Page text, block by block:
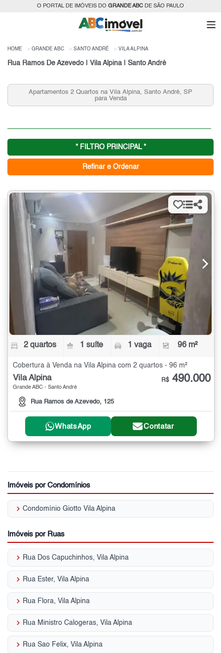
O PORTAL DE IMÓVEIS DO GRANDE ABC DE SÃO PAULO
HOME GRANDE ABC SANTO ANDRÉ VILA ALPINA
Rua Ramos De Azevedo | Vila Alpina | Santo André
Apartamentos 2 Quartos na Vila Alpina, Santo André, SP
para Venda
* FILTRO PRINCIPAL *
Refinar e Ordenar
2 quartos 1 suíte 1 vaga 96 m²
Cobertura à Venda na Vila Alpina com 2 quartos - 96 m²
Vila Alpina
Grande ABC - Santo André
Rua Ramos de Azevedo, 125
R$ 490.000
WhatsApp Contatar
Imóveis por Condomínios
keyboard_arrow_right Condomínio Giotto Vila Alpina
Imóveis por Ruas
keyboard_arrow_right Rua Dos Capuchinhos, Vila Alpina
keyboard_arrow_right Rua Ester, Vila Alpina
keyboard_arrow_right Rua Flora, Vila Alpina
keyboard_arrow_right Rua Ministro Calogeras, Vila Alpina
keyboard_arrow_right Rua Sao Felix, Vila Alpina